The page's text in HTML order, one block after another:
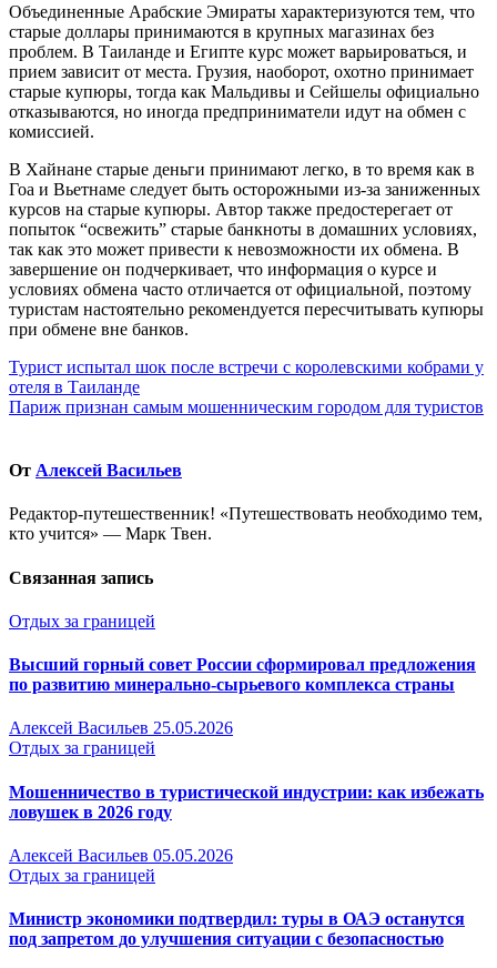
Объединенные Арабские Эмираты характеризуются тем, что
старые доллары принимаются в крупных магазинах без
проблем. В Таиланде и Египте курс может варьироваться, и
прием зависит от места. Грузия, наоборот, охотно принимает
старые купюры, тогда как Мальдивы и Сейшелы официально
отказываются, но иногда предприниматели идут на обмен с
комиссией.
В Хайнане старые деньги принимают легко, в то время как в
Гоа и Вьетнаме следует быть осторожными из-за заниженных
курсов на старые купюры. Автор также предостерегает от
попыток “освежить” старые банкноты в домашних условиях,
так как это может привести к невозможности их обмена. В
завершение он подчеркивает, что информация о курсе и
условиях обмена часто отличается от официальной, поэтому
туристам настоятельно рекомендуется пересчитывать купюры
при обмене вне банков.
Навигация
по
Турист испытал шок после встречи с королевскими кобрами у
отеля в Таиланде
Париж признан самым мошенническим городом для туристов
От Алексей Васильев
Редактор-путешественник! «Путешествовать необходимо тем,
кто учится» — Марк Твен.
Связанная запись
Отдых за границей
Высший горный совет России сформировал предложения
по развитию минерально-сырьевого комплекса страны
Алексей Васильев 25.05.2026
Отдых за границей
Мошенничество в туристической индустрии: как избежать
ловушек в 2026 году
Алексей Васильев 05.05.2026
Отдых за границей
Министр экономики подтвердил: туры в ОАЭ останутся
под запретом до улучшения ситуации с безопасностью